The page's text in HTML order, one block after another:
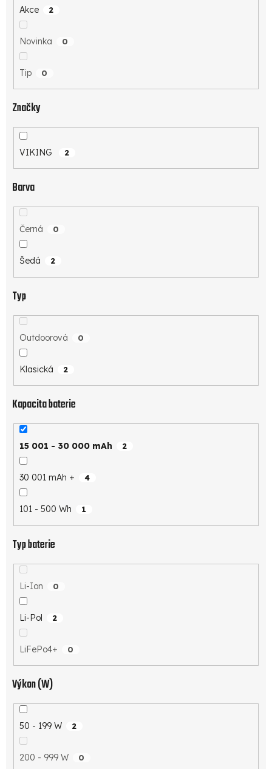
Akce 2
Novinka 0
Tip 0
Značky
VIKING 2
Barva
Černá 0
Šedá 2
Typ
Outdoorová 0
Klasická 2
Kapacita baterie
15 001 - 30 000 mAh 2
30 001 mAh + 4
101 - 500 Wh 1
Typ baterie
Li-Ion 0
Li-Pol 2
LiFePo4+ 0
Výkon (W)
50 - 199 W 2
200 - 999 W 0